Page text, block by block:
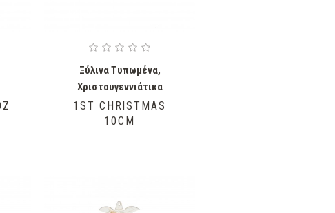
Ξύλινα Τυπωμένα,
Χριστουγεννιάτικα
1ST CHRISTMAS
10CM